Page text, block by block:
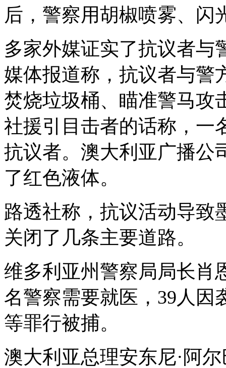
后，警察用胡椒喷雾、闪
多家外媒证实了抗议者与
媒体报道称，抗议者与警
焚烧垃圾桶、瞄准警马攻
社援引目击者的话称，一
抗议者。澳大利亚广播公
了红色液体。
路透社称，抗议活动导致
关闭了几条主要道路。
维多利亚州警察局局长肖
名警察需要就医， 39人因
等罪行被捕。
澳大利亚总理安东尼·阿